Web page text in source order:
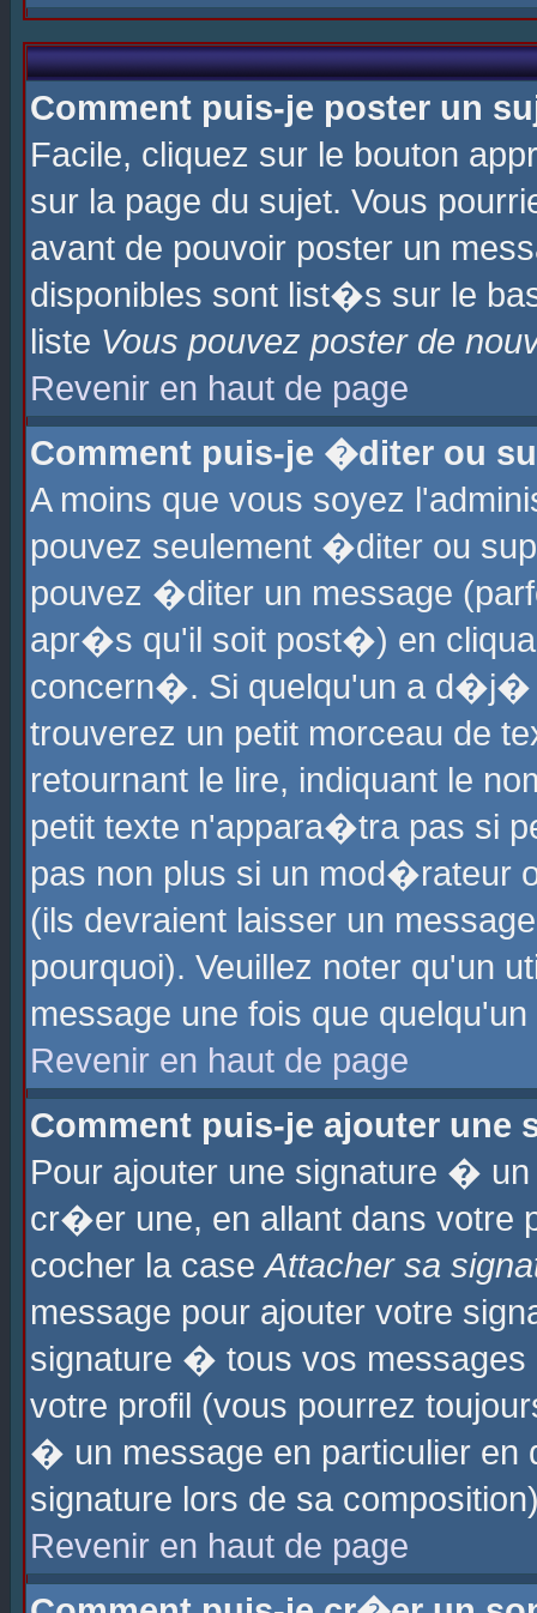
Comment puis-je poster un
Facile, cliquez sur le bouton
sur la page du sujet. Vous
avant de pouvoir poster un
disponibles sont list�s sur le
liste Vous pouvez poster de
Revenir en haut de page
Comment puis-je �diter ou
A moins que vous soyez
pouvez seulement �diter ou
pouvez �diter un message
apr�s qu'il soit post�) en
concern�. Si quelqu'un a
trouverez un petit morceau de
retournant le lire, indiquant le
petit texte n'appara�tra pas si
pas non plus si un mod�rateur
(ils devraient laisser un
pourquoi). Veuillez noter qu'un
message une fois que
Revenir en haut de page
Comment puis-je ajouter une
Pour ajouter une signature �
cr�er une, en allant dans
cocher la caseAttacher sa
message pour ajouter votre
signature � tous vos
votre profil (vous pourrez
� un message en particulier
signature lors de sa
Revenir en haut de page